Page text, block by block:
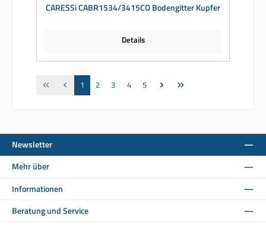
CARESSi CABR1534/3415CO Bodengitter Kupfer
Details
Seite
1 Seite
2 Seite
3 Seite
4 Seite
5
Newsletter
Mehr über
Informationen
Beratung und Service